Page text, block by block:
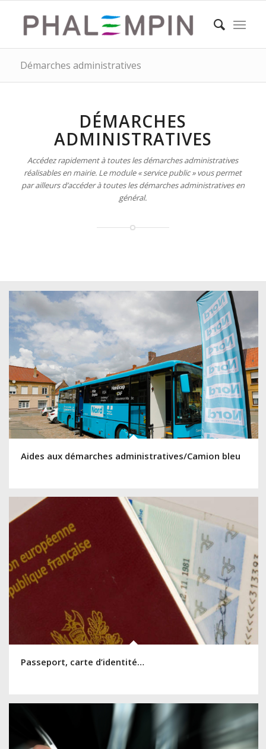
Démarches administratives
DÉMARCHES
ADMINISTRATIVES
Accédez rapidement à toutes les démarches administratives
réalisables en mairie. Le module « service public » vous permet
par ailleurs d’accéder à toutes les démarches administratives en
général.
Aides aux démarches administratives/Camion bleu
Passeport, carte d’identité…